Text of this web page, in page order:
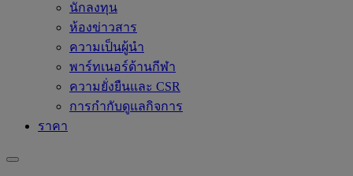
นักลงทุน
ห้องข่าวสาร
ความเป็นผู้นำ
พาร์ทเนอร์ด้านกีฬา
ความยั่งยืนและ CSR
การกำกับดูแลกิจการ
ราคา